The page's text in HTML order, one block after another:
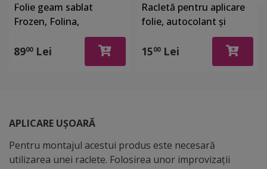
Folie geam sablat
Frozen, Folina,
translucidă, rolă de
8900Lei
Racletă pentru aplicare
folie, autocolant şi
stickere, din plastic cu o
latură cu pâslă
1500Lei
APLICARE UȘOARĂ
Pentru montajul acestui produs este necesară
utilizarea unei raclete. Folosirea unor improvizații